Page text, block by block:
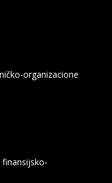
organizacione
finansijsko-